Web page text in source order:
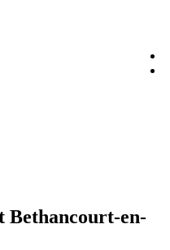
Bethancourt-en-